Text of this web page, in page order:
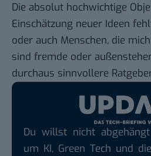
Die absolut hochwichtige
Einschätzung neuer Ideen
oder auch Menschen, die
sind fremde oder
durchaus sinnvollere
Du willst nicht
um KI, Green Tech und